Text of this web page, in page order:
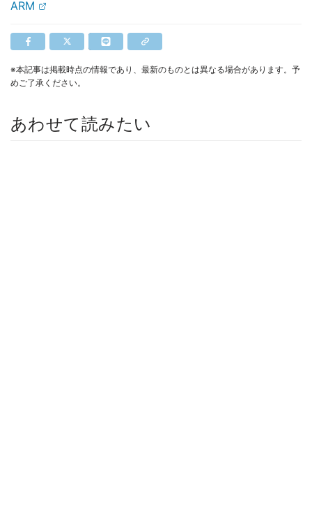
ARM
※本記事は掲載時点の情報であり、最新のものとは異なる場合があります。予
めご了承ください。
あわせて読みたい